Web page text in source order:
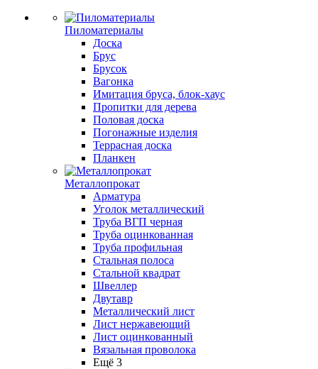
Пиломатериалы
Доска
Брус
Брусок
Вагонка
Имитация бруса, блок-хаус
Пропитки для дерева
Половая доска
Погонажные изделия
Террасная доска
Планкен
Металлопрокат
Арматура
Уголок металлический
Труба ВГП черная
Труба оцинкованная
Труба профильная
Стальная полоса
Стальной квадрат
Швеллер
Двутавр
Металлический лист
Лист нержавеющий
Лист оцинкованный
Вязальная проволока
Ещё 3